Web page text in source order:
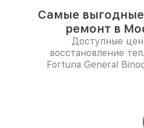
Самые
ремонт в
Доступные
восстановление
Fortuna General